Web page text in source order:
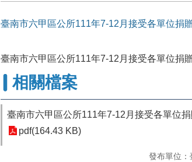
臺南市六甲區公所111年7-12月接受各單位捐
臺南市六甲區公所111年7-12月接受各單位捐
相關檔案
臺南市六甲區公所111年7-12月接受各單位
pdf(164.43 KB)
發布單位：